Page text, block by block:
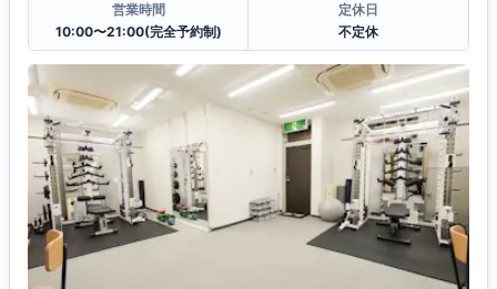
営業時間
10:00〜21:00(完全予約制)
定休日
不定休